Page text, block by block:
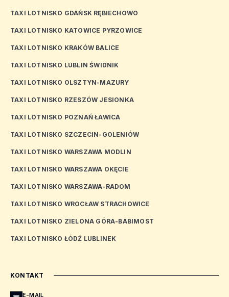
TAXI LOTNISKO GDAŃSK RĘBIECHOWO
TAXI LOTNISKO KATOWICE PYRZOWICE
TAXI LOTNISKO KRAKÓW BALICE
TAXI LOTNISKO LUBLIN ŚWIDNIK
TAXI LOTNISKO OLSZTYN-MAZURY
TAXI LOTNISKO RZESZÓW JESIONKA
TAXI LOTNISKO POZNAŃ ŁAWICA
TAXI LOTNISKO SZCZECIN-GOLENIÓW
TAXI LOTNISKO WARSZAWA MODLIN
TAXI LOTNISKO WARSZAWA OKĘCIE
TAXI LOTNISKO WARSZAWA-RADOM
TAXI LOTNISKO WROCŁAW STRACHOWICE
TAXI LOTNISKO ZIELONA GÓRA-BABIMOST
TAXI LOTNISKO ŁÓDŹ LUBLINEK
KONTAKT
E-MAIL